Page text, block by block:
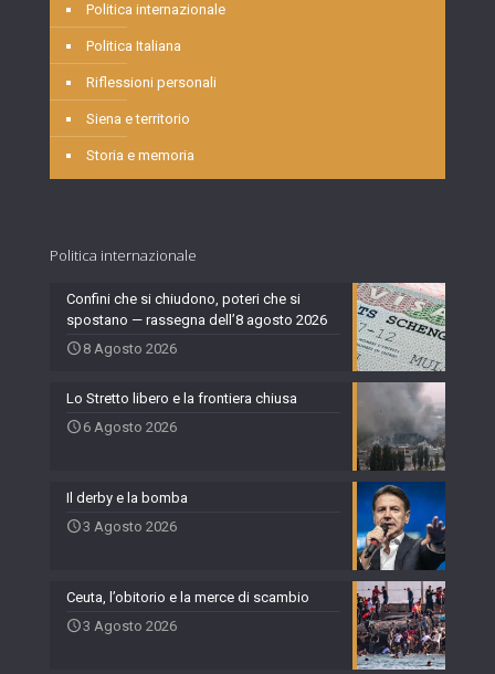
Politica internazionale
Politica Italiana
Riflessioni personali
Siena e territorio
Storia e memoria
Politica internazionale
Confini che si chiudono, poteri che si
spostano — rassegna dell’8 agosto 2026
8 Agosto 2026
Lo Stretto libero e la frontiera chiusa
6 Agosto 2026
Il derby e la bomba
3 Agosto 2026
Ceuta, l’obitorio e la merce di scambio
3 Agosto 2026